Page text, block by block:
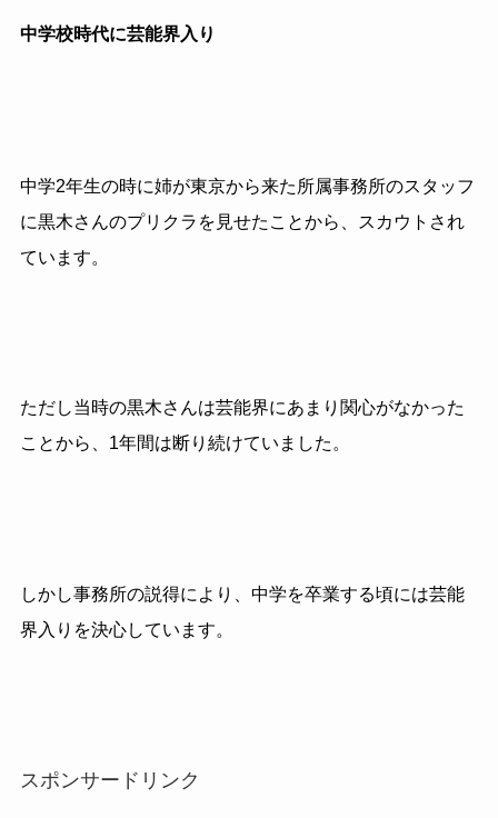
中学校時代に芸能界入り
中学2年生の時に姉が東京から来た所属事務所のスタッフ
に黒木さんのプリクラを見せたことから、スカウトされ
ています。
ただし当時の黒木さんは芸能界にあまり関心がなかった
ことから、1年間は断り続けていました。
しかし事務所の説得により、中学を卒業する頃には芸能
界入りを決心しています。
スポンサードリンク